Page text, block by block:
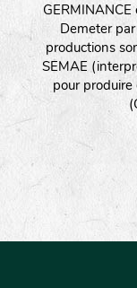
Demeter
productions
SEMAE
pour